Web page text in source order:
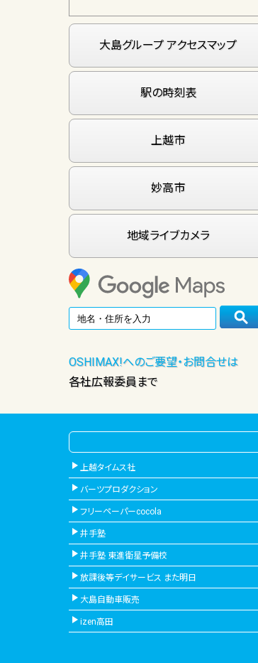
大島グループ アクセスマップ
駅の時刻表
上越市
妙高市
地域ライブカメラ
OSHIMAX!へのご要望・お問合せは
各社広報委員まで
上越タイムス社
バーツプロダクション
フリーペーパーcocola
井手塾
井手塾 東進衛星予備校
放課後等デイサービス また明日
大島自動車販売
izen高田